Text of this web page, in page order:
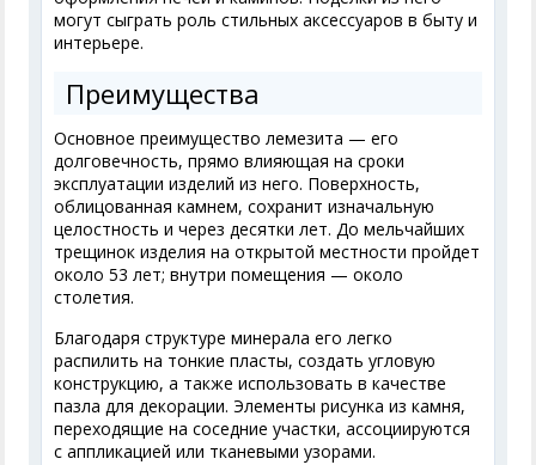
могут сыграть роль стильных аксессуаров в быту и
интерьере.
Преимущества
Основное преимущество лемезита — его
долговечность, прямо влияющая на сроки
эксплуатации изделий из него. Поверхность,
облицованная камнем, сохранит изначальную
целостность и через десятки лет. До мельчайших
трещинок изделия на открытой местности пройдет
около 53 лет; внутри помещения — около
столетия.
Благодаря структуре минерала его легко
распилить на тонкие пласты, создать угловую
конструкцию, а также использовать в качестве
пазла для декорации. Элементы рисунка из камня,
переходящие на соседние участки, ассоциируются
с аппликацией или тканевыми узорами.